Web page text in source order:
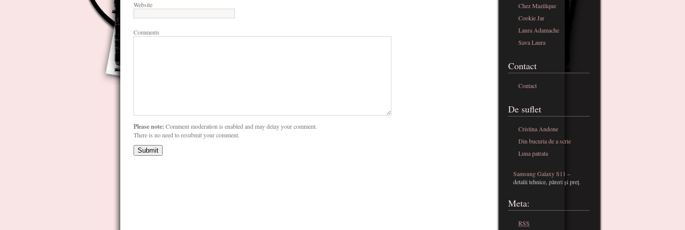
Website
Comments
Please note: Comment moderation is enabled and may delay your comment.
There is no need to resubmit your comment.
Chez Mazilique
Cookie Jar
Laura Adamache
Sava Laura
Contact
Contact
De suflet
Cristina Andone
Din bucuria de a scrie
Luna patrata
Samsung Galaxy S11 –
detalii tehnice, păreri și preț.
Meta:
RSS